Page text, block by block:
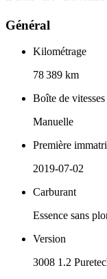
Général
Kilométrage
78 389 km
Boîte de vitesses
Manuelle
Première
2019-07-02
Carburant
Essence sans
Version
3008 1.2